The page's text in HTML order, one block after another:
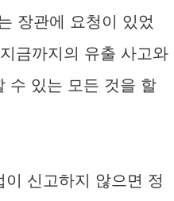
장관에 요청이 있었
금까지의 유출 사고와
수 있는 모든 것을 할
신고하지 않으면 정